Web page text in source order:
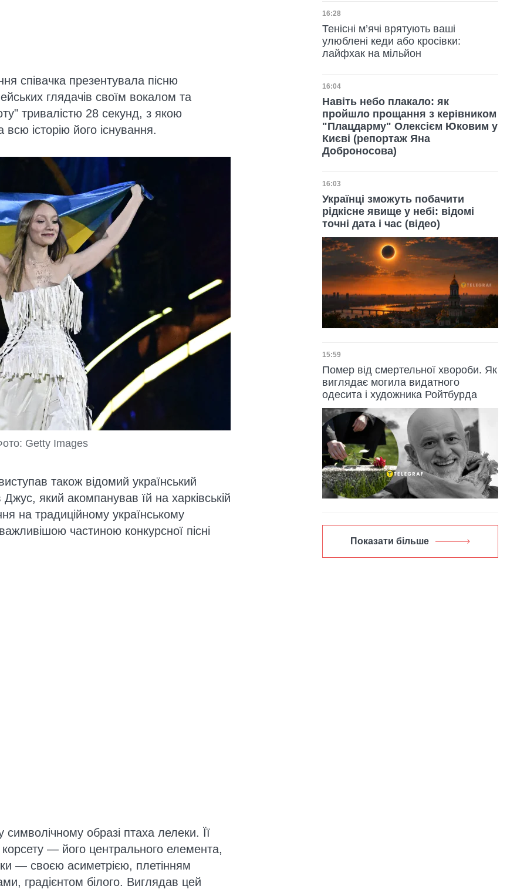
співачка презентувала пісню
глядачів своїм вокалом та
тривалістю 28 секунд, з якою
історію його існування.
Getty Images
також відомий український
який акомпанував їй на харківській
на традиційному українському
частиною конкурсної пісні
образі птаха лелеки. Її
— його центрального елемента,
— своєю асиметрією, плетінням
градієнтом білого. Виглядав цей
Дата публікації
16:28
Тенісні м’ячі врятують ваші
улюблені кеди або кросівки:
лайфхак на мільйон
Дата публікації
16:04
Навіть небо плакало: як
пройшло прощання з керівником
"Плацдарму" Олексієм Юковим у
Києві (репортаж Яна
Доброносова)
Дата публікації
16:03
Українці зможуть побачити
рідкісне явище у небі: відомі
точні дата і час (відео)
Дата публікації
15:59
Помер від смертельної хвороби. Як
виглядає могила видатного
одесита і художника Ройтбурда
Показати більше